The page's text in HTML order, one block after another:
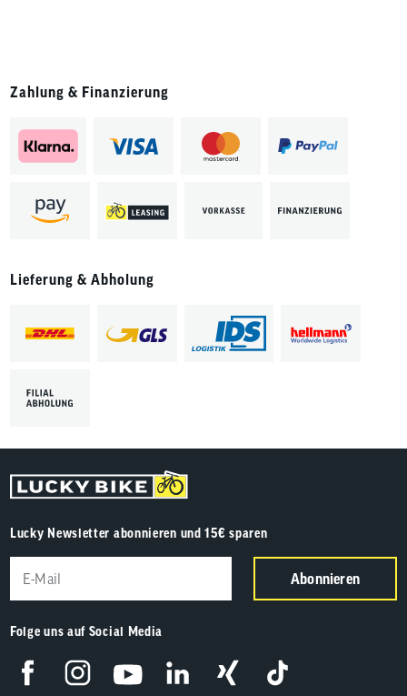
Zahlung & Finanzierung
Lieferung & Abholung
Lucky Newsletter abonnieren und 15€ sparen
Abonnieren
Folge uns auf Social Media